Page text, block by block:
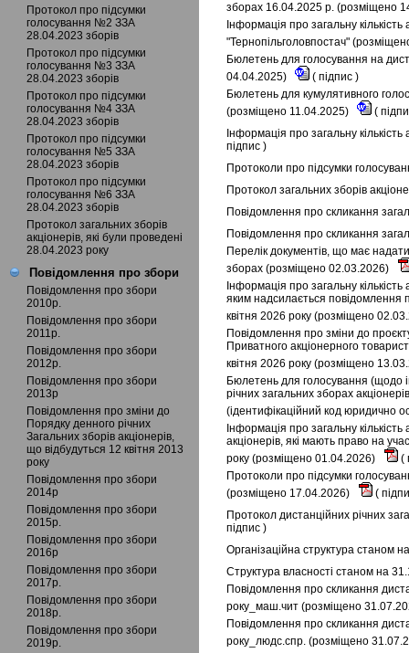
Протокол про підсумки
голосування №2 ЗЗА
28.04.2023 зборів
Протокол про підсумки
голосування №3 ЗЗА
28.04.2023 зборів
Протокол про підсумки
голосування №4 ЗЗА
28.04.2023 зборів
Протокол про підсумки
голосування №5 ЗЗА
28.04.2023 зборів
Протокол про підсумки
голосування №6 ЗЗА
28.04.2023 зборів
Протокол загальних зборів
акціонерів, які були проведені
28.04.2023 року
Повідомлення про збори
Повідомлення про збори
2010р.
Повідомлення про збори
2011р.
Повідомлення про збори
2012р.
Повідомлення про збори
2013р
Повідомлення про зміни до
Порядку денного річних
Загальних зборів акціонерів,
що відбудуться 12 квітня 2013
року
Повідомлення про збори
2014р
Повідомлення про збори
2015р.
Повідомлення про збори
2016р
Повідомлення про збори
2017р.
Повідомлення про збори
2018р.
Повідомлення про збори
2019р.
зборах 16.04.2025 р. (розміщено
Інформація про загальну
"Тернопільголовпостач"
Бюлетень для голосування на
04.04.2025)
( підпис )
Бюлетень для кумулятивного
(розміщено 11.04.2025)
(
Інформація про загальну
підпис )
Протоколи про підсумки
Протокол загальних зборів
Повідомлення про скликання
Повідомлення про скликання
Перелік документів, що має
зборах (розміщено 02.03.2026)
Інформація про загальну
яким надсилається повідомлення
квітня 2026 року (розміщено
Повідомлення про зміни до
Приватного акціонерного
квітня 2026 року (розміщено
Бюлетень для голосування (щодо
річних загальних зборах
(ідентифікаційний код юридично
Інформація про загальну
акціонерів, які мають право на
року (розміщено 01.04.2026)
(
Протоколи про підсумки
(розміщено 17.04.2026)
(
Протокол дистанційних річних
підпис )
Організаційна структура станом
Структура власності станом на
Повідомлення про скликання
року_маш.чит (розміщено
Повідомлення про скликання
року_людс.спр. (розміщено